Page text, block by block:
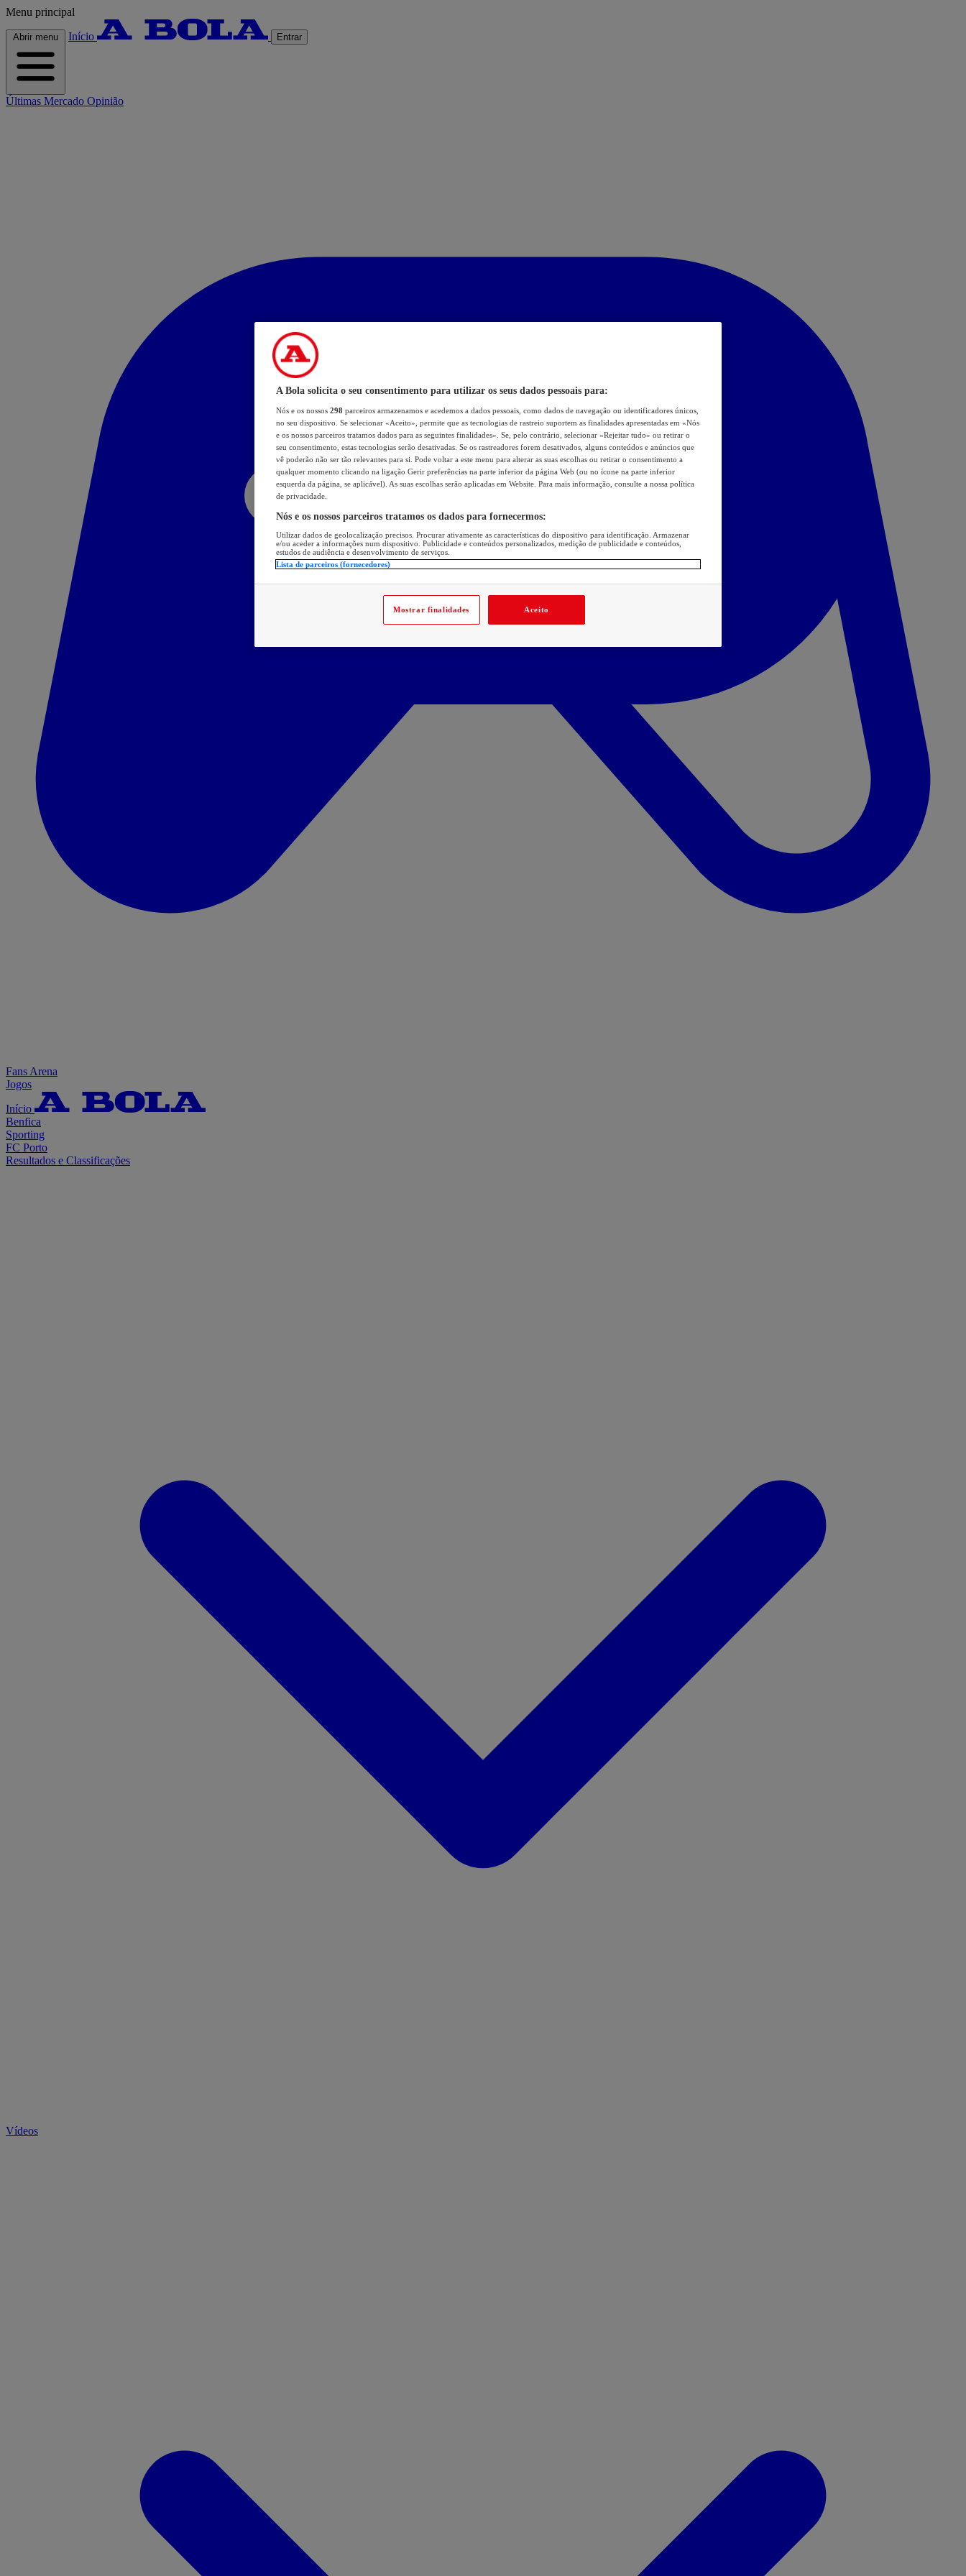
Menu principal
Abrir menu Início Entrar
Últimas Mercado Opinião
Fans Arena
Jogos
Início
Benfica
Sporting
FC Porto
Resultados e Classificações
Vídeos
A Bola solicita o seu consentimento para utilizar os seus dados pessoais para:
Nós e os nossos 298 parceiros armazenamos e acedemos a dados pessoais, como dados de navegação ou identificadores únicos,
no seu dispositivo. Se selecionar «Aceito», permite que as tecnologias de rastreio suportem as finalidades apresentadas em «Nós
e os nossos parceiros tratamos dados para as seguintes finalidades». Se, pelo contrário, selecionar «Rejeitar tudo» ou retirar o
seu consentimento, estas tecnologias serão desativadas. Se os rastreadores forem desativados, alguns conteúdos e anúncios que
vê poderão não ser tão relevantes para si. Pode voltar a este menu para alterar as suas escolhas ou retirar o consentimento a
qualquer momento clicando na ligação Gerir preferências na parte inferior da página Web (ou no ícone na parte inferior
esquerda da página, se aplicável). As suas escolhas serão aplicadas em Website. Para mais informação, consulte a nossa política
de privacidade.
Nós e os nossos parceiros tratamos os dados para fornecermos:
Utilizar dados de geolocalização precisos. Procurar ativamente as características do dispositivo para identificação. Armazenar
e/ou aceder a informações num dispositivo. Publicidade e conteúdos personalizados, medição de publicidade e conteúdos,
estudos de audiência e desenvolvimento de serviços.
Lista de parceiros (fornecedores)
Mostrar finalidades Aceito